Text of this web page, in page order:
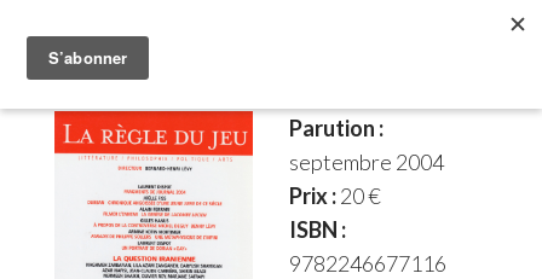
Parution :
septembre 2004
Prix :20 €
ISBN :
9782246677116